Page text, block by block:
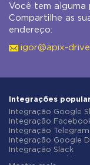
Você tem
Compartilhe as
endereço:
igor@apix-
Integrações
Integração Google
Integração
Integração Telegram
Integração Google
Integração Slack